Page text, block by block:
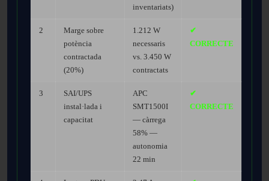
inventariats)
2
Marge sobre
potència
contractada
(20%)
1.212 W
necessaris
vs. 3.450 W
contractats
✔
CORRECTE
3
SAI/UPS
instal·lada i
capacitat
APC
SMT1500I
— càrrega
58% —
autonomia
22 min
✔
CORRECTE